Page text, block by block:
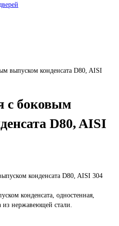
выпуском конденсата D80, AISI
с боковым
D80, AISI
конденсата, одностенная,
из нержавеющей стали.